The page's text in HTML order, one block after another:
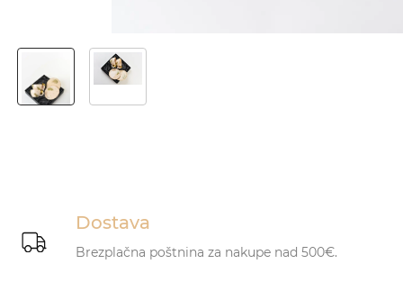
Dostava
Brezplačna poštnina za nakupe nad 500€.